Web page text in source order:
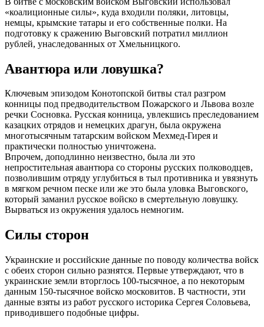
«коалиционные силы», куда входили поляки, литовцы,
немцы, крымские татары и его собственные полки. На
подготовку к сражению Выговский потратил миллион
рублей, унаследованных от Хмельницкого.
Авантюра или ловушка?
Ключевым эпизодом Конотопской битвы стал разгром
конницы под предводительством Пожарского и Львова возле
речки Сосновка. Русская конница, увлекшись преследованием
казацких отрядов и немецких драгун, была окружена
многотысячным татарским войском Мехмед-Гирея и
практически полностью уничтожена.
Впрочем, доподлинно неизвестно, была ли это
непростительная авантюра со стороны русских полководцев,
позволившим отряду углубиться в тыл противника и увязнуть
в мягком речном песке или же это была уловка Выговского,
который заманил русское войско в смертельную ловушку.
Вырваться из окружения удалось немногим.
Силы сторон
Украинские и российские данные по поводу количества войск
с обеих сторон сильно разнятся. Первые утверждают, что в
украинские земли вторглось 100-тысячное, а по некоторым
данным 150-тысячное войско московитов. В частности, эти
данные взяты из работ русского историка Сергея Соловьева,
приводившего подобные цифры.